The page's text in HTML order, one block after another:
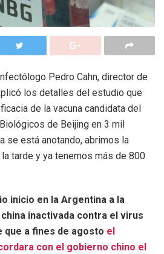
Pedro Cahn, director de
los detalles del estudio que
de la vacuna candidata del
de Beijing en 3 mil
se está anotando, abrimos la
tarde y ya tenemos más de 800
inicio en la Argentina a la
inactivada contra el virus
que a fines de agosto el
con el gobierno chino el